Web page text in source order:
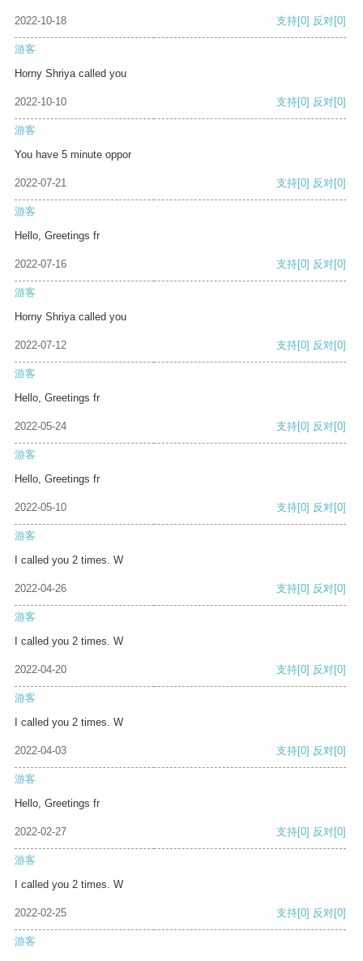
2022-10-18 支持[0] 反对[0]
游客
Horny Shriya called you
2022-10-10 支持[0] 反对[0]
游客
You have 5 minute oppor
2022-07-21 支持[0] 反对[0]
游客
Hello, Greetings fr
2022-07-16 支持[0] 反对[0]
游客
Horny Shriya called you
2022-07-12 支持[0] 反对[0]
游客
Hello, Greetings fr
2022-05-24 支持[0] 反对[0]
游客
Hello, Greetings fr
2022-05-10 支持[0] 反对[0]
游客
I called you 2 times. W
2022-04-26 支持[0] 反对[0]
游客
I called you 2 times. W
2022-04-20 支持[0] 反对[0]
游客
I called you 2 times. W
2022-04-03 支持[0] 反对[0]
游客
Hello, Greetings fr
2022-02-27 支持[0] 反对[0]
游客
I called you 2 times. W
2022-02-25 支持[0] 反对[0]
游客